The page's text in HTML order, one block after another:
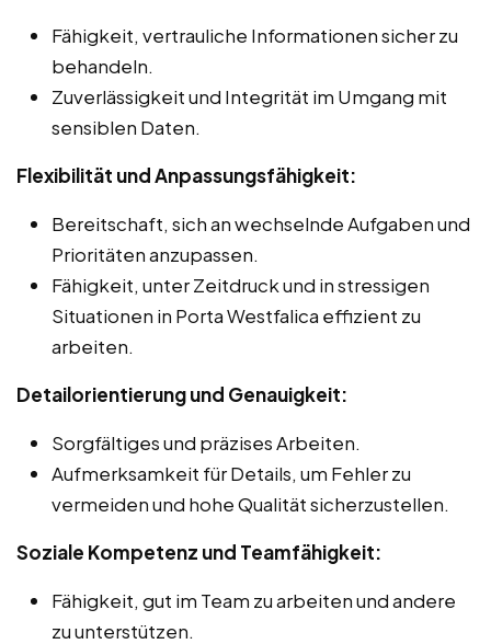
Fähigkeit, vertrauliche Informationen sicher zu
behandeln.
Zuverlässigkeit und Integrität im Umgang mit
sensiblen Daten.
Flexibilität und Anpassungsfähigkeit:
Bereitschaft, sich an wechselnde Aufgaben und
Prioritäten anzupassen.
Fähigkeit, unter Zeitdruck und in stressigen
Situationen in Porta Westfalica effizient zu
arbeiten.
Detailorientierung und Genauigkeit:
Sorgfältiges und präzises Arbeiten.
Aufmerksamkeit für Details, um Fehler zu
vermeiden und hohe Qualität sicherzustellen.
Soziale Kompetenz und Teamfähigkeit:
Fähigkeit, gut im Team zu arbeiten und andere
zu unterstützen.